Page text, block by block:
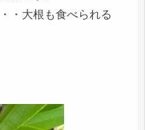
・大根も食べられる